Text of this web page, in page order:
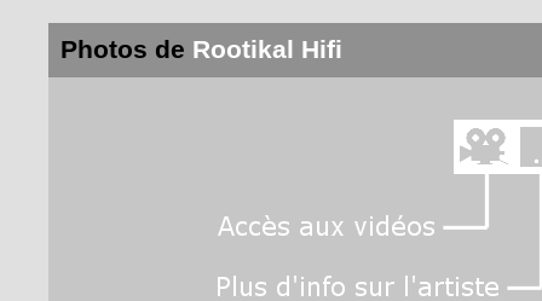
Photos de Rootikal Hifi